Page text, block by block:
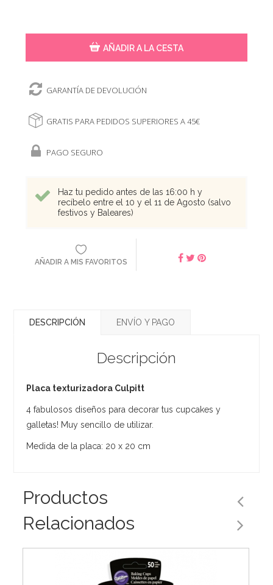
AÑADIR A LA CESTA
GARANTÍA DE DEVOLUCIÓN
GRATIS PARA PEDIDOS SUPERIORES A 45€
PAGO SEGURO
Haz tu pedido antes de las 16:00 h y
recíbelo entre el 10 y el 11 de Agosto (salvo
festivos y Baleares)
AÑADIR A MIS FAVORITOS
DESCRIPCIÓN ENVÍO Y PAGO
Descripción
Placa texturizadora Culpitt
4 fabulosos diseños para decorar tus cupcakes y
galletas! Muy sencillo de utilizar.
Medida de la placa: 20 x 20 cm
Productos
Relacionados